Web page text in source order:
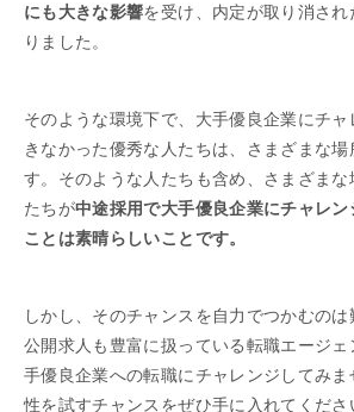
にも大きな影響を受け、内定が取り消さ
りました。
そのような環境下で、大手優良企業にチ
きなかった優秀な人たちは、さまざまな場
す。そのような人たちも含め、さまざまな
たちが中途採用で大手優良企業にチャレン
ことは素晴らしいことです。
しかし、そのチャンスを自力でつかむの
公開求人も豊富に扱っている転職エージェ
手優良企業への転職にチャレンジしてみ
性を試すチャンスをぜひ手に入れてくださ